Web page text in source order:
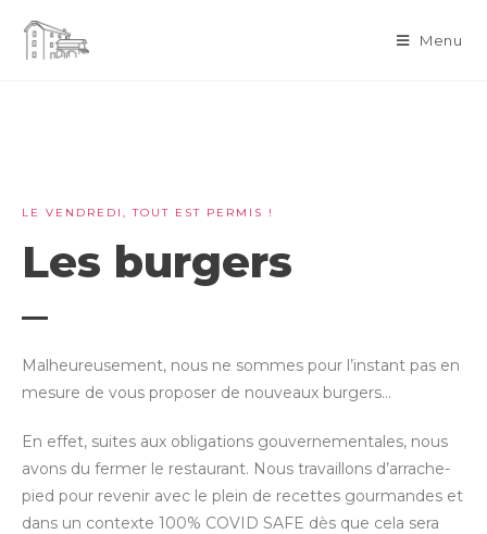
Menu
LE VENDREDI, TOUT EST PERMIS !
Les burgers
Malheureusement, nous ne sommes pour l’instant pas en
mesure de vous proposer de nouveaux burgers…
En effet, suites aux obligations gouvernementales, nous
avons du fermer le restaurant. Nous travaillons d’arrache-
pied pour revenir avec le plein de recettes gourmandes et
dans un contexte 100% COVID SAFE dès que cela sera